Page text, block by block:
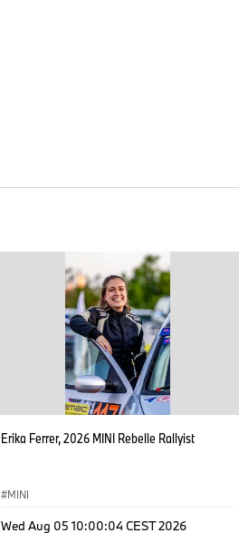
Erika Ferrer, 2026 MINI Rebelle Rallyist
MINI
Wed Aug 05 10:00:04 CEST 2026